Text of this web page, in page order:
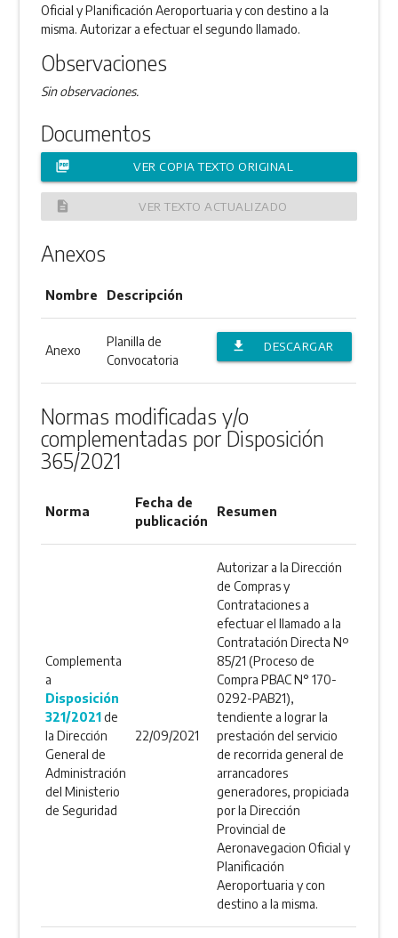
Oficial y Planificación Aeroportuaria y con destino a la
misma. Autorizar a efectuar el segundo llamado.
Observaciones
Sin observaciones.
Documentos
picture_as_pdf VER COPIA TEXTO ORIGINAL
description VER TEXTO ACTUALIZADO
Anexos
Nombre Descripción
Anexo
Planilla de
Convocatoria
file_download
DESCARGAR
Normas modificadas y/o
complementadas por Disposición
365/2021
Norma
Fecha de
publicación
Resumen
Complementa
a
Disposición
321/2021de
la Dirección
General de
Administración
del Ministerio
de Seguridad
22/09/2021
Autorizar a la Dirección
de Compras y
Contrataciones a
efectuar el llamado a la
Contratación Directa Nº
85/21 (Proceso de
Compra PBAC N° 170-
0292-PAB21),
tendiente a lograr la
prestación del servicio
de recorrida general de
arrancadores
generadores, propiciada
por la Dirección
Provincial de
Aeronavegacion Oficial y
Planificación
Aeroportuaria y con
destino a la misma.